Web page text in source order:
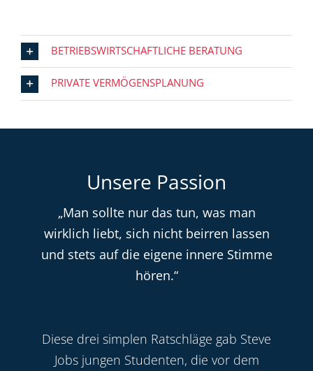
BETRIEBSWIRTSCHAFTLICHE BERATUNG
PRIVATE VERMÖGENSPLANUNG
Unsere Passion
„Man sollte nur das tun, was man
wirklich liebt, sich nicht beirren lassen
und stets auf die eigene innere Stimme
hören.“
Diese drei simplen Ratschläge gab Steve
Jobs jungen Studenten, die vor dem